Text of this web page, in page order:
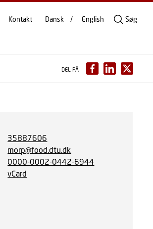
Kontakt Dansk English Søg
DEL PÅ
35887606
morp@food.dtu.dk
0000-0002-0442-6944
vCard